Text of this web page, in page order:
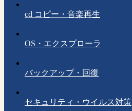
cd コピー・音楽再生
OS・エクスプローラ
バックアップ・回復
セキュリティ・ウイルス対策